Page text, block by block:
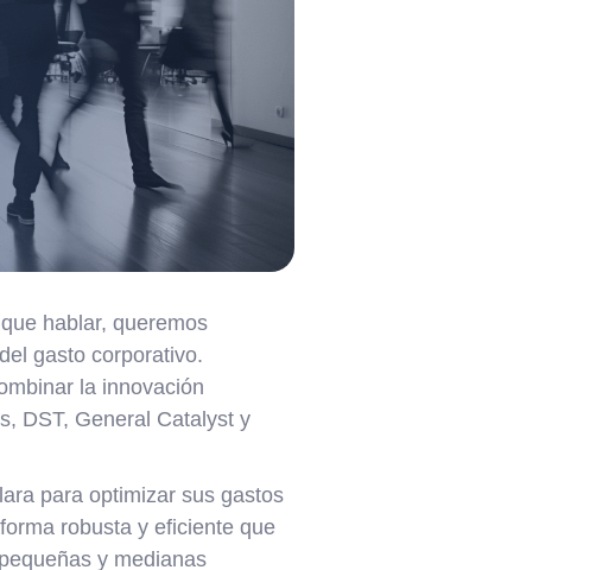
hablar, queremos
gasto corporativo.
la innovación
DST, General Catalyst y
para optimizar sus gastos
robusta y eficiente que
y medianas